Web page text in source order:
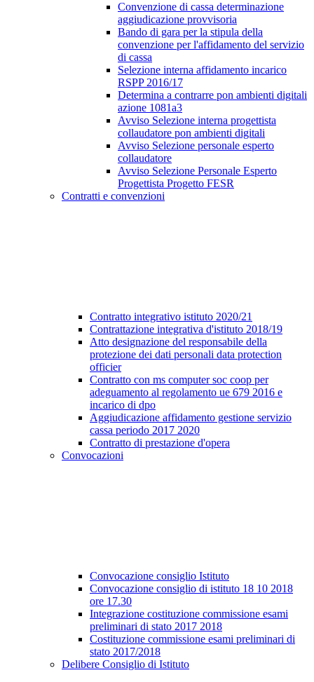
Convenzione di cassa determinazione
aggiudicazione provvisoria
Bando di gara per la stipula della
convenzione per l'affidamento del servizio
di cassa
Selezione interna affidamento incarico
RSPP 2016/17
Determina a contrarre pon ambienti digitali
azione 1081a3
Avviso Selezione interna progettista
collaudatore pon ambienti digitali
Avviso Selezione personale esperto
collaudatore
Avviso Selezione Personale Esperto
Progettista Progetto FESR
Contratti e convenzioni
Contratto integrativo istituto 2020/21
Contrattazione integrativa d'istituto 2018/19
Atto designazione del responsabile della
protezione dei dati personali data protection
officier
Contratto con ms computer soc coop per
adeguamento al regolamento ue 679 2016 e
incarico di dpo
Aggiudicazione affidamento gestione servizio
cassa periodo 2017 2020
Contratto di prestazione d'opera
Convocazioni
Convocazione consiglio Istituto
Convocazione consiglio di istituto 18 10 2018
ore 17.30
Integrazione costituzione commissione esami
preliminari di stato 2017 2018
Costituzione commissione esami preliminari di
stato 2017/2018
Delibere Consiglio di Istituto